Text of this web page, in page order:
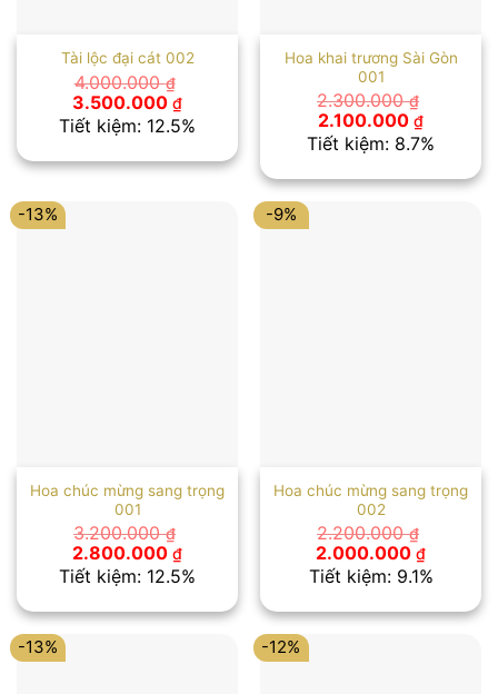
Tài lộc đại cát 002
4.000.000₫
Giá
gốc
là:
3.500.000 ₫Giá
hiện
tại
3.500.000 ₫.
Tiết kiệm: 12.5%
Hoa khai trương Sài Gòn
001
2.300.000₫
Giá
gốc
là:
2.100.000 ₫Giá
hiện
tại
Tiết kiệm: 8.7%
-13%
Hoa chúc mừng sang trọng
001
3.200.000₫
Giá
gốc
là:
2.800.000 ₫Giá
hiện
tại
2.800.000 ₫.
Tiết kiệm: 12.5%
-9%
Hoa chúc mừng sang trọng
002
2.200.000₫
Giá
gốc
là:
2.000.000 ₫Giá
hiện
tại
Tiết kiệm: 9.1%
-13% -12%